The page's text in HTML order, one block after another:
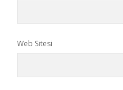
Web Sitesi